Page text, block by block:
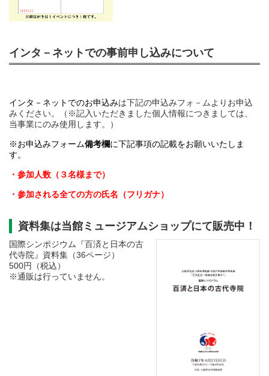
インタ－ネットでの事前申し込みについて
インタ－ネットでのお申込みは下記の申込みフォ－ムよりお申込
みください。（※記入いただきました個人情報につきましては、
当事業にのみ使用します。）
※お申込みフォーム備考欄に下記事項の記載をお願いいたしま
す。
・参加人数（３名様まで）
・参加される全ての方の氏名（フリガナ）
資料集は当館ミュージアムショップにて販売中！
国際シンポジウム『百済と⽇本の古
代寺院』資料集（36ページ）
500円（税込）
※通販は行っていません。